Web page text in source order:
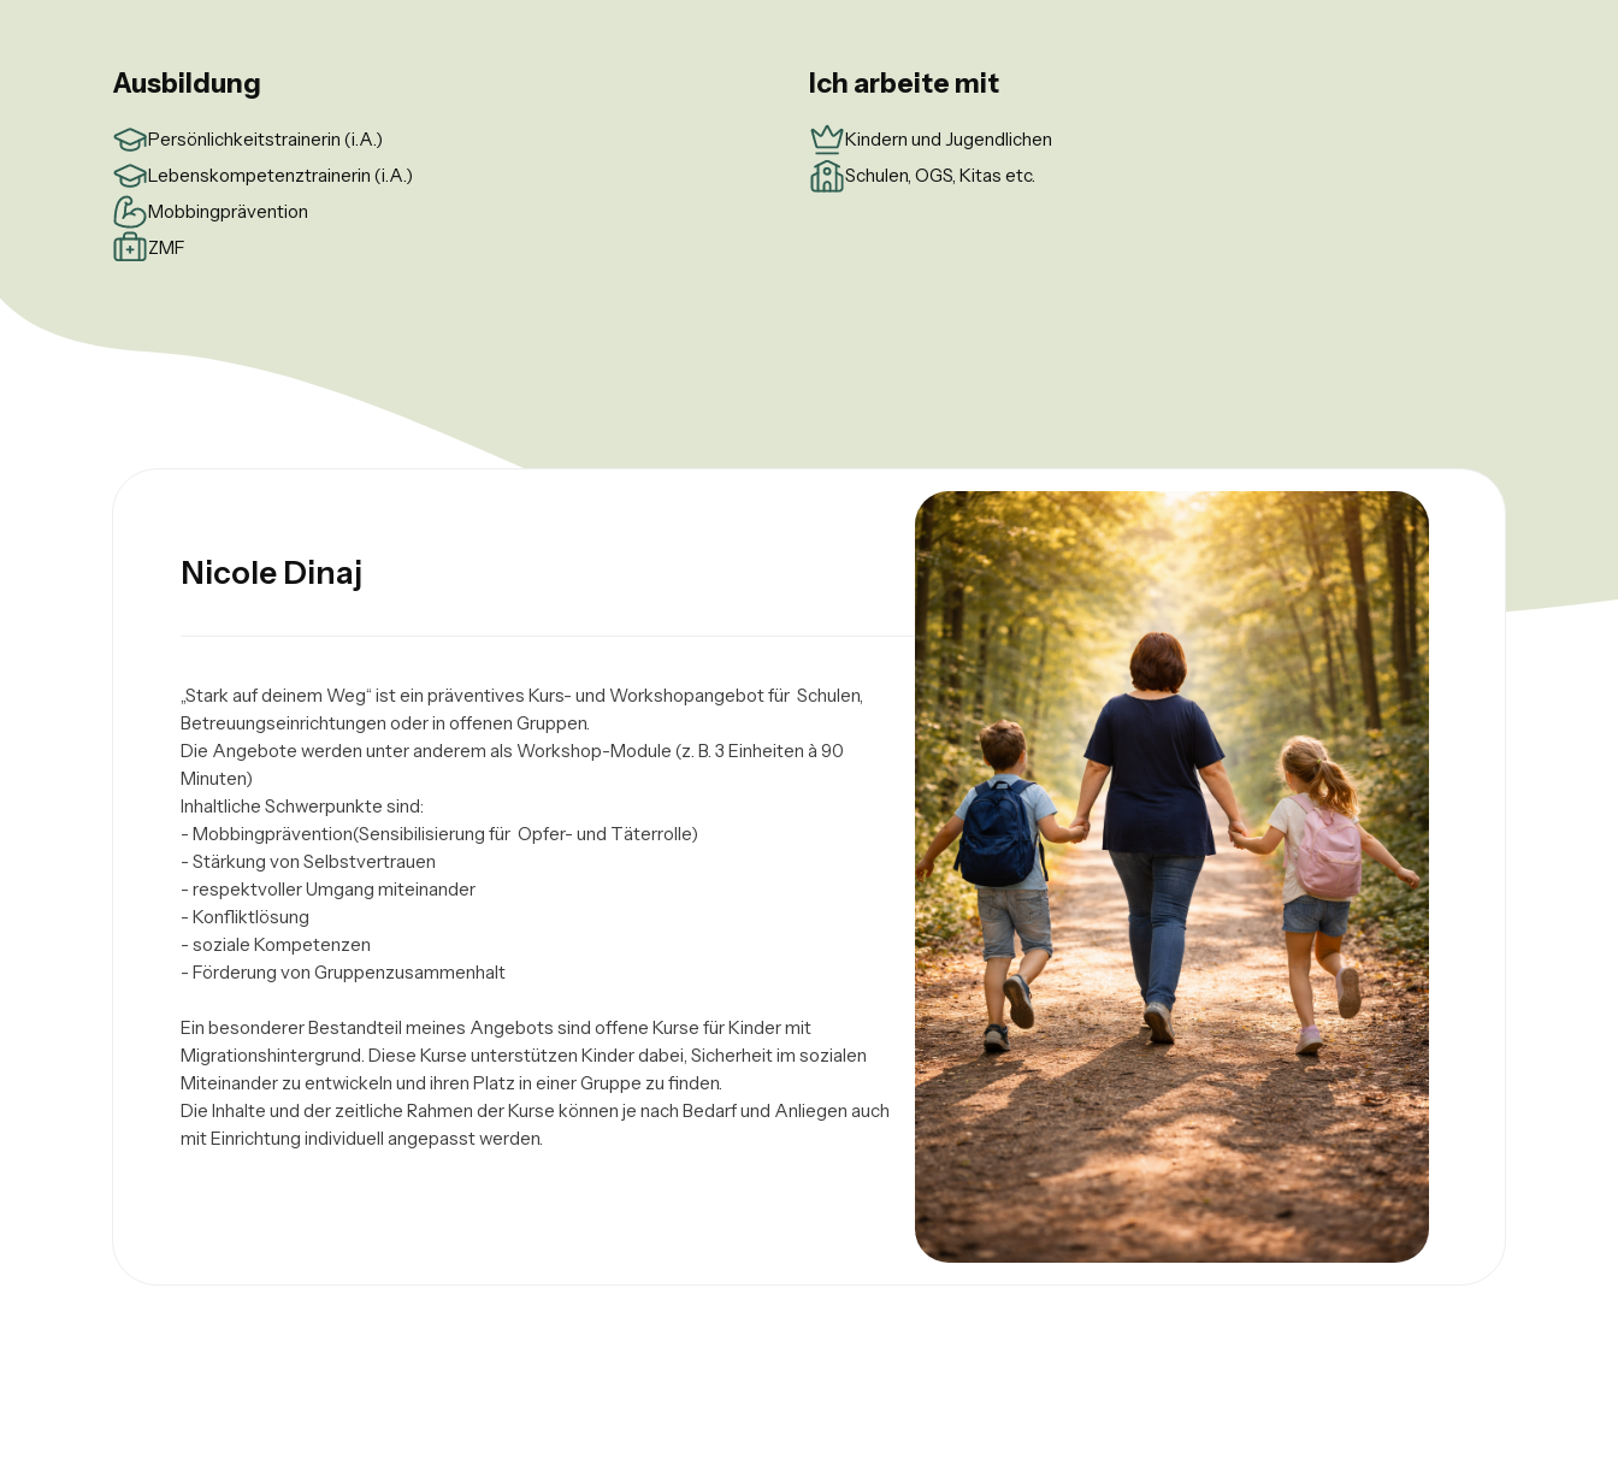
Ausbildung
Persönlichkeitstrainerin (i.A.)
Lebenskompetenztrainerin (i.A.)
Mobbingprävention
ZMF
Ich arbeite mit
Kindern und Jugendlichen
Schulen, OGS, Kitas etc.
Nicole Dinaj
„Stark auf deinem Weg“ ist ein präventives Kurs- und Workshopangebot für  Schulen,
Betreuungseinrichtungen oder in offenen Gruppen.
Die Angebote werden unter anderem als Workshop-Module (z. B. 3 Einheiten à 90
Minuten)
Inhaltliche Schwerpunkte sind:
- Mobbingprävention(Sensibilisierung für  Opfer- und Täterrolle)
- Stärkung von Selbstvertrauen
- respektvoller Umgang miteinander
- Konfliktlösung
- soziale Kompetenzen
- Förderung von Gruppenzusammenhalt
Ein besonderer Bestandteil meines Angebots sind offene Kurse für Kinder mit
Migrationshintergrund. Diese Kurse unterstützen Kinder dabei, Sicherheit im sozialen
Miteinander zu entwickeln und ihren Platz in einer Gruppe zu finden.
Die Inhalte und der zeitliche Rahmen der Kurse können je nach Bedarf und Anliegen auch
mit Einrichtung individuell angepasst werden.